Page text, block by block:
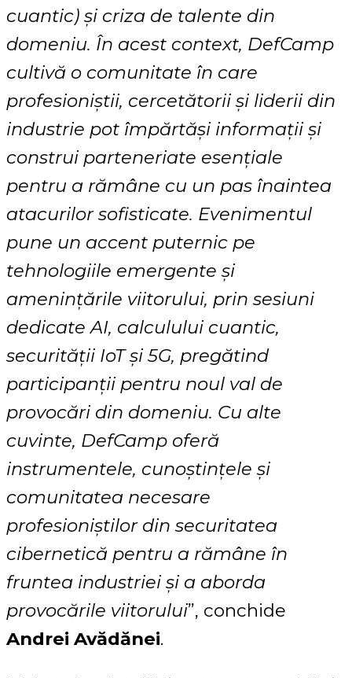
cuantic) și criza de talente din
domeniu. În acest context, DefCamp
cultivă o comunitate în care
profesioniștii, cercetătorii și liderii din
industrie pot împărtăși informații și
construi parteneriate esențiale
pentru a rămâne cu un pas înaintea
atacurilor sofisticate. Evenimentul
pune un accent puternic pe
tehnologiile emergente și
amenințările viitorului, prin sesiuni
dedicate AI, calculului cuantic,
securității IoT și 5G, pregătind
participanții pentru noul val de
provocări din domeniu. Cu alte
cuvinte, DefCamp oferă
instrumentele, cunoștințele și
comunitatea necesare
profesioniștilor din securitatea
cibernetică pentru a rămâne în
fruntea industriei și a aborda
provocările viitorului”, conchide
Andrei Avădănei.